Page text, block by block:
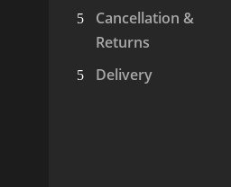
Cancellation &
Returns
Delivery